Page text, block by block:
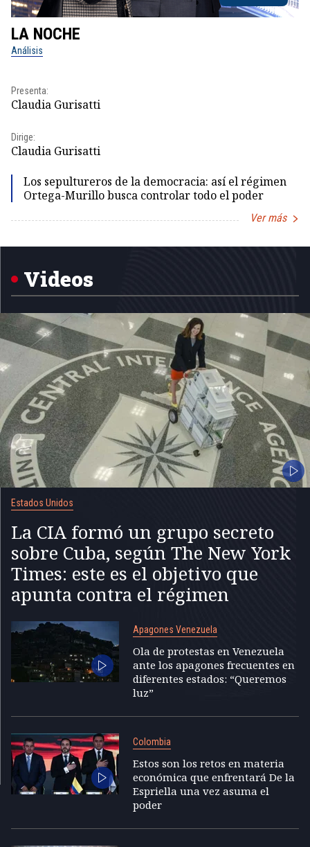
LA NOCHE
Análisis
Presenta:
Claudia Gurisatti
Dirige:
Claudia Gurisatti
Los sepultureros de la democracia: así el régimen
Ortega-Murillo busca controlar todo el poder
Ver más
Videos
Estados Unidos
La CIA formó un grupo secreto
sobre Cuba, según The New York
Times: este es el objetivo que
apunta contra el régimen
Apagones Venezuela
Ola de protestas en Venezuela
ante los apagones frecuentes en
diferentes estados: “Queremos
luz”
Colombia
Estos son los retos en materia
económica que enfrentará De la
Espriella una vez asuma el
poder